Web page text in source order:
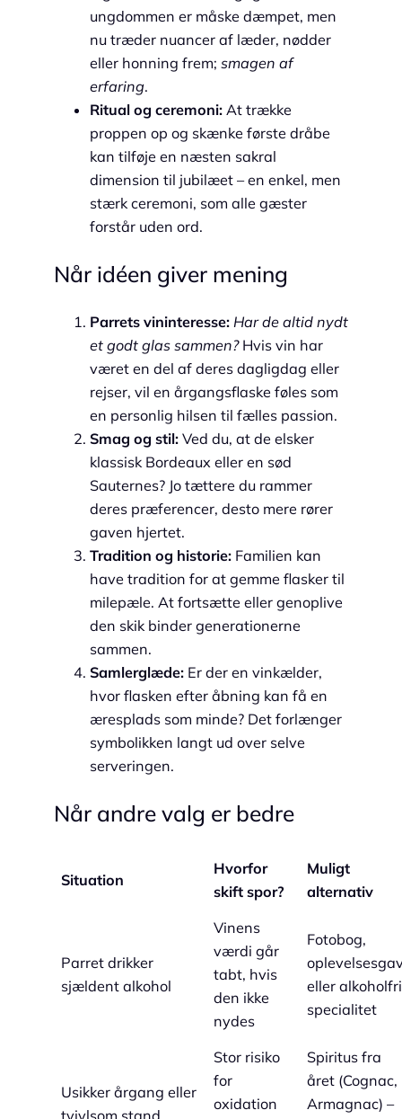
ungdommen er måske dæmpet, men
nu træder nuancer af læder, nødder
eller honning frem; smagen af
erfaring.
Ritual og ceremoni: At trække
proppen op og skænke første dråbe
kan tilføje en næsten sakral
dimension til jubilæet – en enkel, men
stærk ceremoni, som alle gæster
forstår uden ord.
Når idéen giver mening
Parrets vininteresse: Har de altid nydt
et godt glas sammen?Hvis vin har
været en del af deres dagligdag eller
rejser, vil en årgangsflaske føles som
en personlig hilsen til fælles passion.
Smag og stil: Ved du, at de elsker
klassisk Bordeaux eller en sød
Sauternes? Jo tættere du rammer
deres præferencer, desto mere rører
gaven hjertet.
Tradition og historie: Familien kan
have tradition for at gemme flasker til
milepæle. At fortsætte eller genoplive
den skik binder generationerne
sammen.
Samlerglæde: Er der en vinkælder,
hvor flasken efter åbning kan få en
æresplads som minde? Det forlænger
symbolikken langt ud over selve
serveringen.
Når andre valg er bedre
Situation
Hvorfor
skift spor?
Muligt
alternativ
Parret drikker
sjældent alkohol
Vinens
værdi går
tabt, hvis
den ikke
nydes
Fotobog,
eller alkoholfri
specialitet
Usikker årgang eller
tvivlsom stand
Stor risiko
for
oxidation
Spiritus fra
året (Cognac,
Armagnac) –